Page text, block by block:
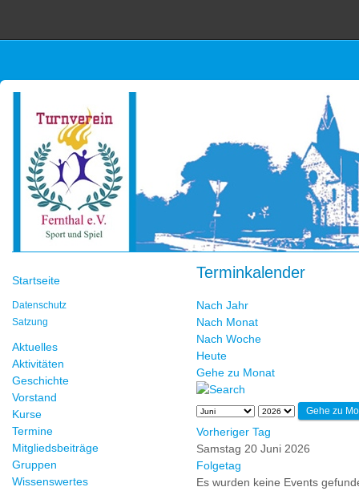
Startseite
Datenschutz
Satzung
Aktuelles
Aktivitäten
Geschichte
Vorstand
Kurse
Termine
Mitgliedsbeiträge
Gruppen
Wissenswertes
Terminkalender
Nach Jahr
Nach Monat
Nach Woche
Heute
Gehe zu Monat
Gehe zu
Vorheriger Tag
Samstag 20 Juni 2026
Folgetag
Es wurden keine Events